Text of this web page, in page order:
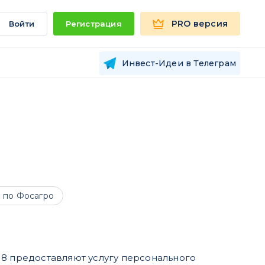
Войти Регистрация PRO версия
Инвест-Идеи в Телеграм
Фосагро
услугу персонального